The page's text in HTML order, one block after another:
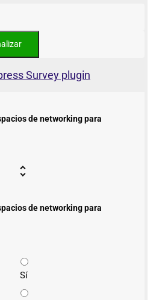
Survey plugin
de networking para
de networking para
Sí